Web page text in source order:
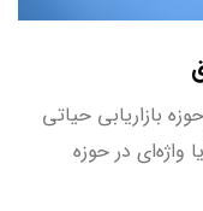
بازاریابی حیاتی
در حوزه